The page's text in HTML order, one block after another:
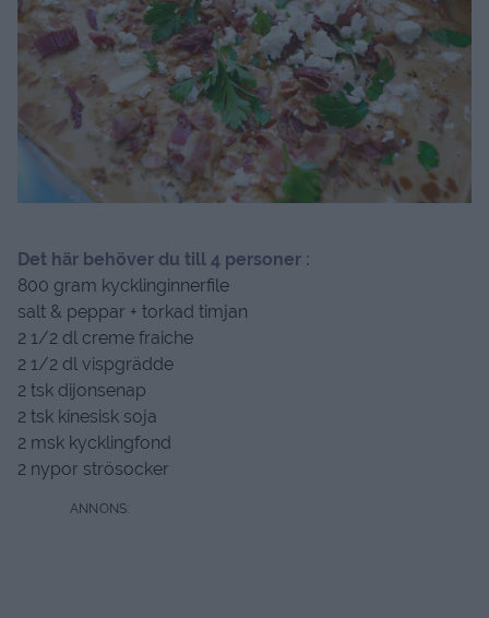
Det här behöver du till 4 personer :
800 gram kycklinginnerfile
salt & peppar + torkad timjan
2 1/2 dl creme fraiche
2 1/2 dl vispgrädde
2 tsk dijonsenap
2 tsk kinesisk soja
2 msk kycklingfond
2 nypor strösocker